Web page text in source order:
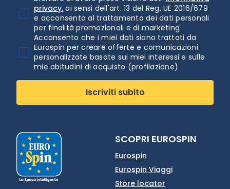
privacy. ai sensi dell'art. 13 del Reg. UE 2016/679
e acconsento al trattamento dei dati personali
per finalità promozionali e di marketing
Acconsento che i miei dati siano trattati da
Eurospin per creare offerte e comunicazioni
personalizzate basate sui miei interessi e sulle
mie abitudini di acquisto (profilazione)
Iscriviti subito
SCOPRI EUROSPIN
Eurospin
Eurospin Viaggi
Store locator